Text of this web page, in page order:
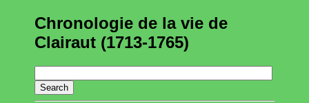
Chronologie de la vie de
Clairaut (1713-1765)